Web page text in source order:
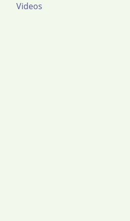
Videos